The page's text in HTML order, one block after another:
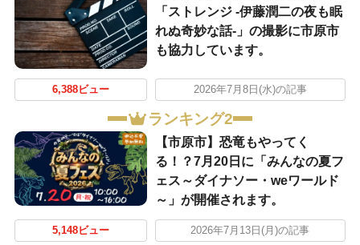
「ストレンジ -伊藤潤二の夜も眠
れぬ奇妙な話-」の撮影に市原市
も協力しています。
6,388ビュー 2026年7月8日(水)の記事
ランキング2
【市原市】恐竜もやってく
る！？7月20日に「みんなの夏フ
ェス～ダイナソー・weワールド
～」が開催されます。
5,148ビュー 2026年7月13日(月)の記事